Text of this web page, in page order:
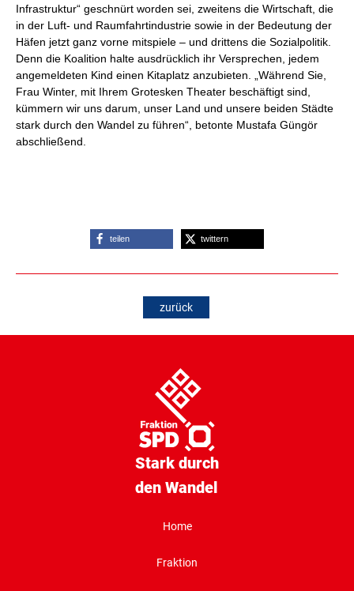
Infrastruktur“ geschnürt worden sei, zweitens die Wirtschaft, die
in der Luft- und Raumfahrtindustrie sowie in der Bedeutung der
Häfen jetzt ganz vorne mitspiele – und drittens die Sozialpolitik.
Denn die Koalition halte ausdrücklich ihr Versprechen, jedem
angemeldeten Kind einen Kitaplatz anzubieten. „Während Sie,
Frau Winter, mit Ihrem Grotesken Theater beschäftigt sind,
kümmern wir uns darum, unser Land und unsere beiden Städte
stark durch den Wandel zu führen“, betonte Mustafa Güngör
abschließend.
teilen twittern
zurück
Stark durch
den Wandel
Home
Fraktion